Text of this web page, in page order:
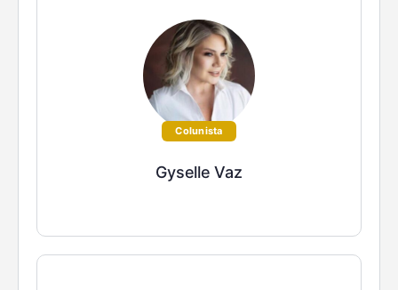
Colunista
Gyselle Vaz